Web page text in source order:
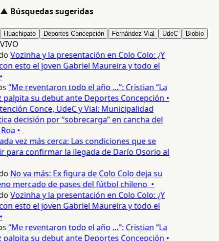
▲ Búsquedas sugeridas
Huachipato Deportes Concepción Fernández Vial UdeC Biobío
VIVO
Vozinha y la presentación en Colo Colo: ¿Y
esto el joven Gabriel Maureira y todo el
“Me reventaron todo el año …”: Cristian “La
su debut ante Deportes Concepción •
Conce, UdeC y Vial: Municipalidad
decisión por “sobrecarga” en cancha del
•
vez más cerca: Las condiciones que se
para confirmar la llegada de Darío Osorio al
No va más: Ex figura de Colo Colo deja su
mercado de pases del fútbol chileno •
Vozinha y la presentación en Colo Colo: ¿Y
esto el joven Gabriel Maureira y todo el
“Me reventaron todo el año …”: Cristian “La
su debut ante Deportes Concepción •